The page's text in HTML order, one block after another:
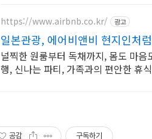
https://www.airbnb.co.kr/ 광고
일본관광, 에어비앤비 현지인처
널찍한 원룸부터 독채까지, 몸도 마
행, 신나는 파티, 가족과의 편안한 휴
공감 구독하기